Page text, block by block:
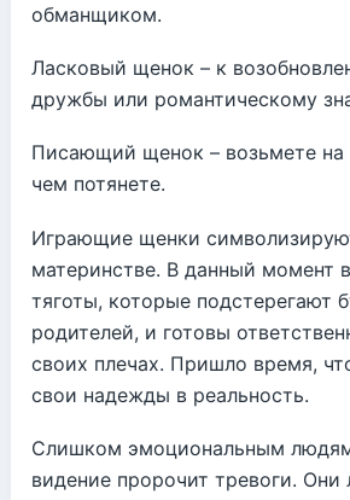
обманщиком.
Ласковый щенок – к
дружбы или романтическому
Писающий щенок – возьмете на
чем потянете.
Играющие щенки
материнстве. В данный момент
тяготы, которые подстерегают
родителей, и готовы
своих плечах. Пришло время,
свои надежды в реальность.
Слишком эмоциональным
видение пророчит тревоги. Они